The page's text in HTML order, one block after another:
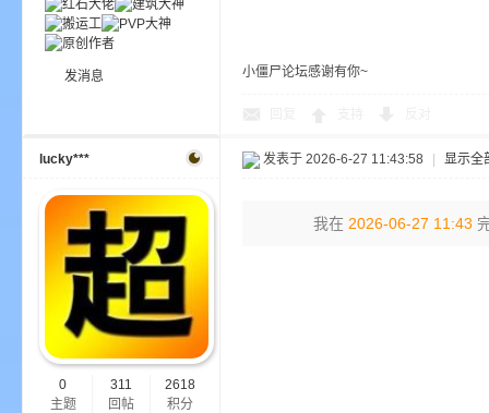
发消息 小僵尸论坛感谢有你~
lucky***
0
主题
311
回帖
2618
积分
发表于 2026-6-27 11:43:58 显示全
我在 2026-06-27 11:43